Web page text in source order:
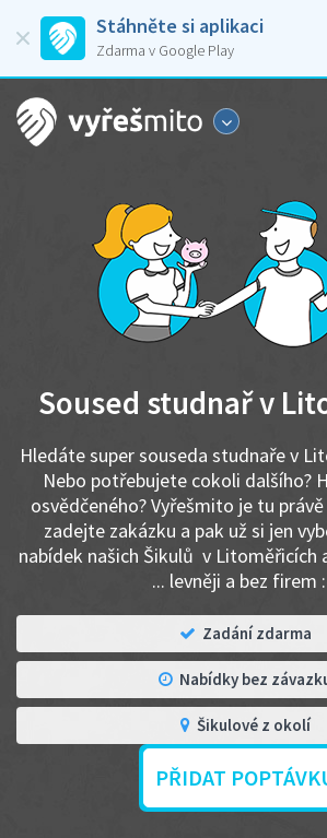
Stáhněte si aplikaci
Zdarma v Google Play
Soused studnař v
Hledáte super souseda studnaře v
Nebo potřebujete cokoli dalšího?
osvědčeného? Vyřešmito je tu
zadejte zakázku a pak už si jen
nabídek našich Šikulů v Litoměřicích
... levněji a bez firem
Zadání zdarma
Nabídky bez
Šikulové z okolí
PŘIDAT